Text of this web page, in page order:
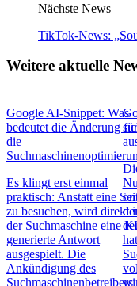
Nächste News
TikTok-News:
Weitere aktuelle
Google AI-Snippet: Was
bedeutet die Änderung für
die
Es klingt erst einmal
praktisch: Anstatt eine
zu besuchen, wird direkt
der Suchmaschine eine
generierte Antwort
ausgespielt. Die
Ankündigung des
Suchmaschinenbetreibers